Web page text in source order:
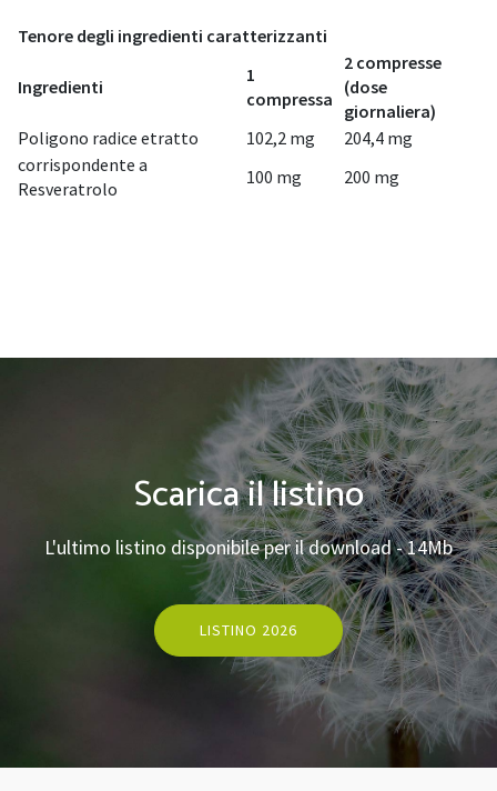
Tenore degli ingredienti caratterizzanti
Ingredienti
1
compressa
2 compresse
(dose
giornaliera)
Poligono radice etratto
102,2 mg
204,4 mg
corrispondente a
Resveratrolo
100 mg 200 mg
Scarica il listino
L'ultimo listino disponibile per il download - 14Mb
LISTINO 2026